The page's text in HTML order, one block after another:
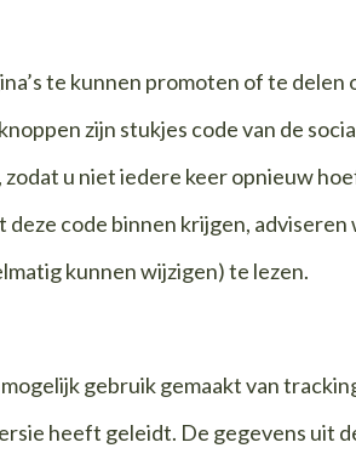
te kunnen promoten of te delen
zijn stukjes code van de
u niet iedere keer opnieuw
code binnen krijgen,
kunnen wijzigen) te lezen.
gebruik gemaakt van
heeft geleidt. De gegevens uit